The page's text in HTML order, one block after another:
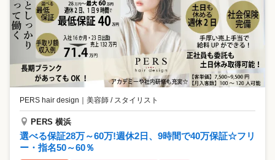
PERS hair design 美容師 / スタイリスト
PERS 横浜
選べる保証28万～60万!週休2日、9時間で40万保証☆フリ
ー・指名50～60％